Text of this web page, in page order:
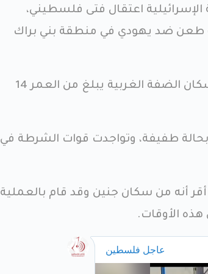
اعتقال فتى فلسطيني،
طعن ضد يهودي في منطقة بني براك
وقالت الشرطة إنها تلقت بلاغاً عن قاصر من سكان الضفة الغربية يبلغ من العمر 14
طفيفة، وتواجدت قوات الشرطة في
أنه من سكان جنين وقد قام بالعملية
الأوقات.